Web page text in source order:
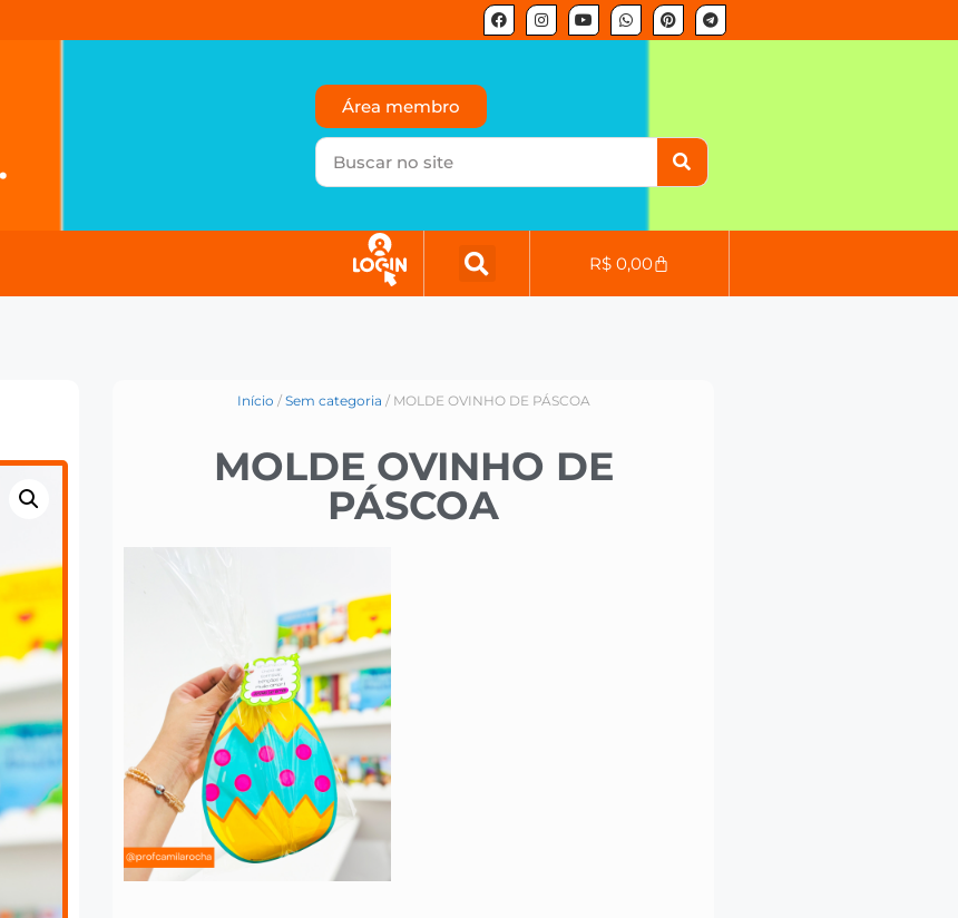
Área membro
R$ 0,00
Início / Sem categoria / MOLDE OVINHO DE PÁSCOA
MOLDE OVINHO DE
PÁSCOA